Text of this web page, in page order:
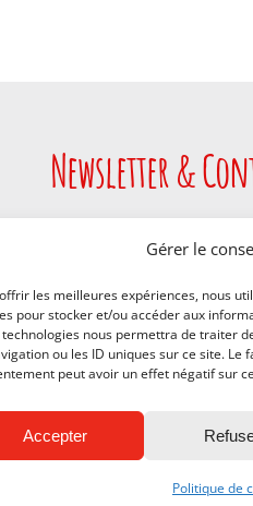
Gérer le
les meilleures expériences, nous
pour stocker et/ou accéder aux
technologies nous permettra de traiter
ou les ID uniques sur ce site.
peut avoir un effet négatif sur
Accepter
Politique de
Newsletter &
Conditions de vente